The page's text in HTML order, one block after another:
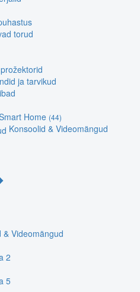
torud
ja tarvikud
Home (44)
Konsoolid & Videomängud
& Videomängud
2
5